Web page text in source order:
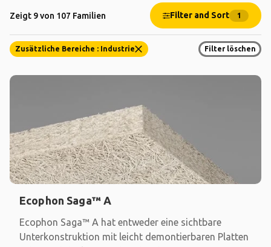
Zeigt 9 von 107 Familien Filter and Sort 1
Zusätzliche Bereiche : Industrie Filter löschen
Ecophon Saga™ A
Ecophon Saga™ A hat entweder eine sichtbare
Unterkonstruktion mit leicht demontierbaren Platten